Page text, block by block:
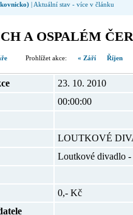
| Aktuální stav - více v článku
A OSPALÉM
Prohlížet akce: « Září Říjen
23. 10. 2010
00:00:00
LOUTKOVÉ
Loutkové divadlo
0,- Kč